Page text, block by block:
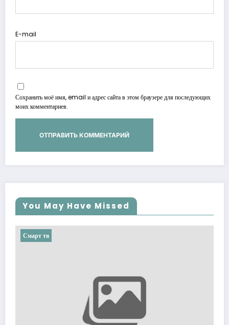
E-mail
Сохранить моё имя, email и адрес сайта в этом браузере для последующих
моих комментариев.
You May Have Missed
Смарт тв